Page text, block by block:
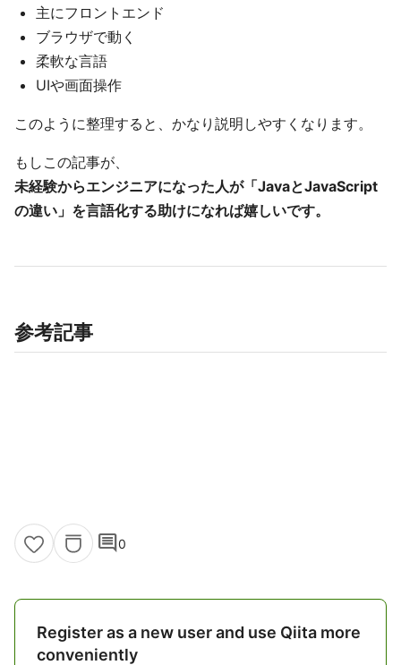
主にフロントエンド
ブラウザで動く
柔軟な言語
UIや画面操作
このように整理すると、かなり説明しやすくなります。
もしこの記事が、
未経験からエンジニアになった人が「JavaとJavaScript
の違い」を言語化する助けになれば嬉しいです。
参考記事
comment0
Register as a new user and use Qiita more
conveniently